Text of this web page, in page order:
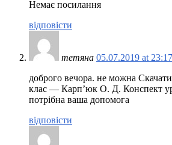
Немає посилання
відповісти
тетяна 05.07.2019 at 23:17
доброго вечора. не можна
клас — Карп’юк О. Д. Конспект
потрібна ваша допомога
відповісти